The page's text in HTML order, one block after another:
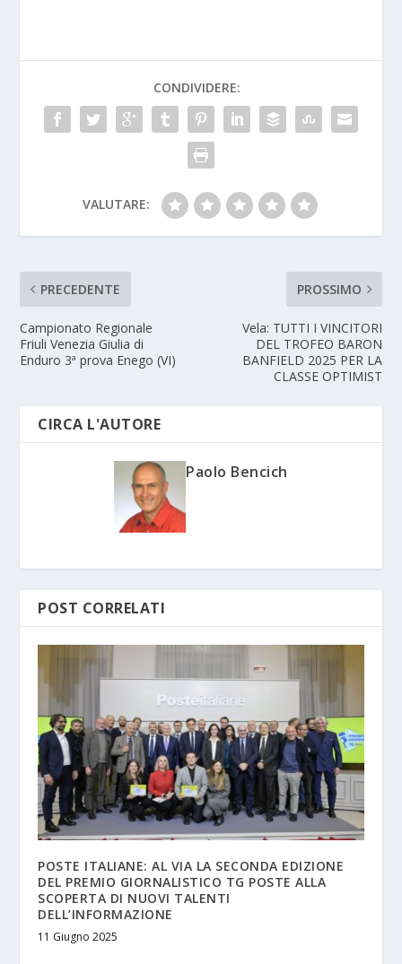
CONDIVIDERE:
VALUTARE:
PRECEDENTE
Campionato Regionale
Friuli Venezia Giulia di
Enduro 3ª prova Enego (VI)
PROSSIMO
Vela: TUTTI I VINCITORI
DEL TROFEO BARON
BANFIELD 2025 PER LA
CLASSE OPTIMIST
CIRCA L'AUTORE
Paolo Bencich
POST CORRELATI
POSTE ITALIANE: AL VIA LA SECONDA EDIZIONE
DEL PREMIO GIORNALISTICO TG POSTE ALLA
SCOPERTA DI NUOVI TALENTI
DELL’INFORMAZIONE
11 Giugno 2025